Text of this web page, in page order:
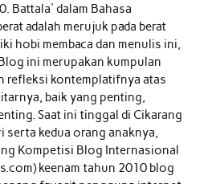
Battala' dalam Bahasa
adalah merujuk pada berat
hobi membaca dan menulis ini,
ini merupakan kumpulan
refleksi kontemplatifnya atas
baik yang penting,
Saat ini tinggal di Cikarang
serta kedua orang anaknya,
Kompetisi Blog Internasional
keenam tahun 2010 blog